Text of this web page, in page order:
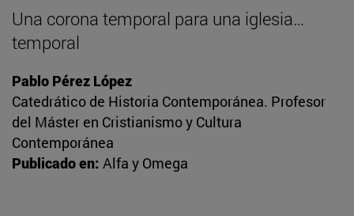
Una corona temporal para una iglesia…
temporal
Pablo Pérez López
Catedrático de Historia Contemporánea. Profesor
del Máster en Cristianismo y Cultura
Contemporánea
Publicado en: Alfa y Omega